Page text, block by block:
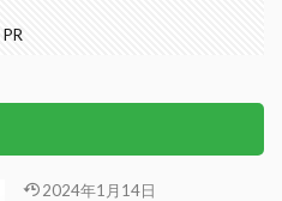
PR
2024年1月14日